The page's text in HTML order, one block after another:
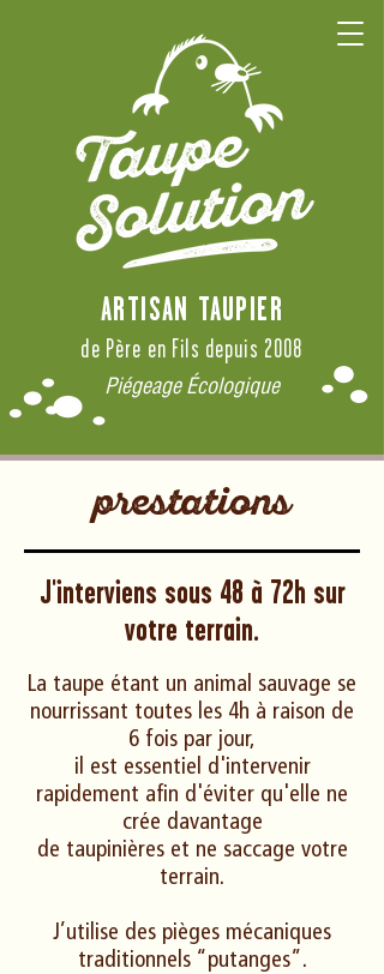
ARTISAN TAUPIER
de Père en Fils depuis 2008
Piégeage Écologique
prestations
J'interviens sous 48 à 72h sur
votre terrain.
La taupe étant un animal sauvage se
nourrissant toutes les 4h à raison de
6 fois par jour,
il est essentiel d'intervenir
rapidement afin d'éviter qu'elle ne
crée davantage
de taupinières et ne saccage votre
terrain.
J’utilise des pièges mécaniques
traditionnels “putanges”.